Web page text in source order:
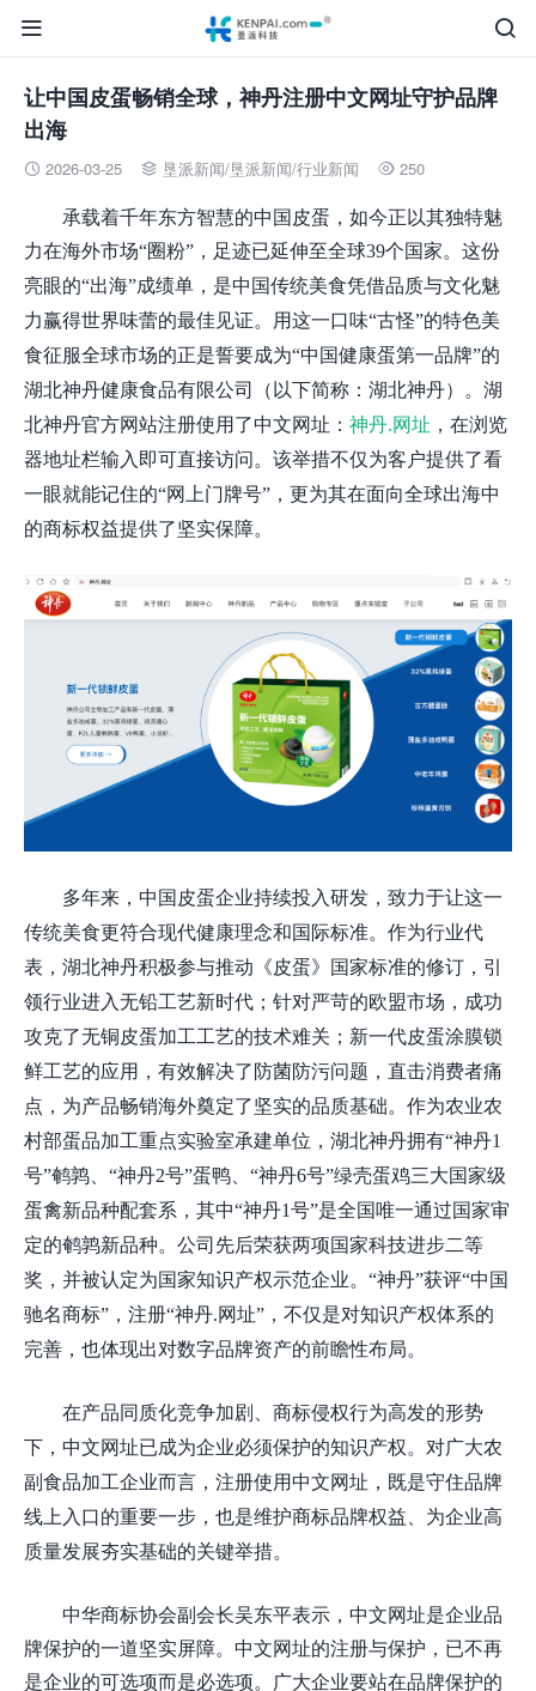


让中国皮蛋畅销全球，神丹注册中文网址守护品牌
出海
 2026-03-25  垦派新闻/垦派新闻/行业新闻  250
承载着千年东方智慧的中国皮蛋，如今正以其独特魅
力在海外市场“圈粉”，足迹已延伸至全球39个国家。这份
亮眼的“出海”成绩单，是中国传统美食凭借品质与文化魅
力赢得世界味蕾的最佳见证。
用这一口味“古怪”的特色美
食征服全球市场的正是誓要成为“中国健康蛋第一品牌”的
湖北神丹健康食品有限公司（以下简称：湖北神丹）。湖
北神丹官方网站注册使用了中文网址： 神丹.网址 ，在浏览
器地址栏输入即可直接访问。该举措不仅为客户提供了看
一眼就能记住的“网上门牌号”，更为其在面向全球出海中
的商标权益提供了坚实保障。
多年来， 中国皮蛋企业持续投入研发，致力于让这一
传统美食更符合现代健康理念和国际标准。作为行业代
表， 湖北神丹积极参与推动《皮蛋》国家标准的修订，引
领行业进入无铅工艺新时代；针对严苛的欧盟市场，成功
攻克了无铜皮蛋加工工艺的技术难关；新一代皮蛋涂膜锁
鲜工艺的应用，有效解决了防菌防污问题，直击消费者痛
点，为产品畅销海外奠定了坚实的品质基础。 作为农业农
村部蛋品加工重点实验室承建单位， 湖北神丹拥有“神丹1
号”鹌鹑、“神丹2号”蛋鸭、“神丹6号”绿壳蛋鸡三大国家级
蛋禽新品种配套系，其中“神丹1号”是全国唯一通过国家审
定的鹌鹑新品种。公司先后荣获两项国家科技进步二等
奖，并被认定为国家知识产权示范企业。“神丹”获评“中国
驰名商标”，注册“神丹.网址”，不仅是对知识产权体系的
完善，也体现出对数字品牌资产的前瞻性布局。
在产品同质化竞争加剧、 商标侵权行为高发的形势
下，中文网址已成为企业必须保护的知识产权。对广大农
副食品加工企业而言， 注册使用中文网址，既是守住品牌
线上入口的重要一步 ，也是维护商标品牌权益 、为企业高
质量发展夯实基础的关键举措。
中华商标协会副会长吴东平表示，中文网址是企业品
牌保护的一道坚实屏障。中文网址的注册与保护，已不再
是企业的可选项而是必选项。广大企业要站在品牌保护的